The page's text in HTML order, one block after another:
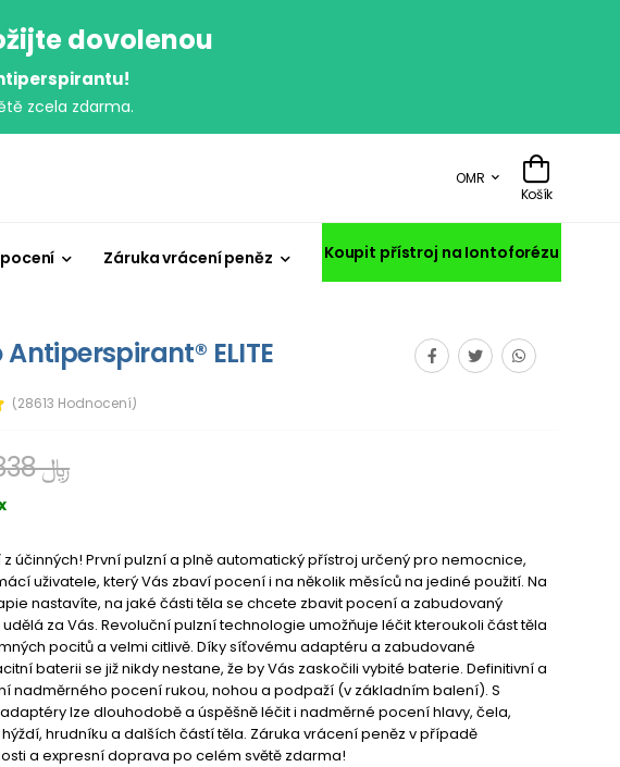
dovolenou
zcela zdarma.
OMR
Košík
Záruka vrácení peněz Koupit přístroj na Iontoforézu
Antiperspirant® ELITE
(28613 Hodnocení)
838 ﷼
z účinných! První pulzní a plně automatický přístroj určený pro nemocnice,
uživatele, který Vás zbaví pocení i na několik měsíců na jediné použití. Na
nastavíte, na jaké části těla se chcete zbavit pocení a zabudovaný
za Vás. Revoluční pulzní technologie umožňuje léčit kteroukoli část těla
pocitů a velmi citlivě. Díky síťovému adaptéru a zabudované
baterii se již nikdy nestane, že by Vás zaskočili vybité baterie. Definitivní a
nadměrného pocení rukou, nohou a podpaží (v základním balení). S
lze dlouhodobě a úspěšně léčit i nadměrné pocení hlavy, čela,
hrudníku a dalších částí těla. Záruka vrácení peněz v případě
a expresní doprava po celém světě zdarma!